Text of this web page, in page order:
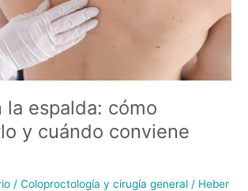
la espalda: cómo
y cuándo conviene
/Coloproctología y cirugía general / Heber